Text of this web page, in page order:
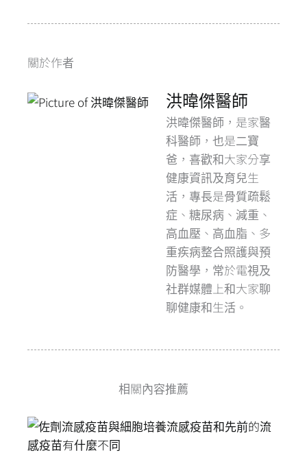
關於作者
洪暐傑醫師
洪暐傑醫師，是家醫
科醫師，也是二寶
爸，喜歡和大家分享
健康資訊及育兒生
活，專長是骨質疏鬆
症、糖尿病、減重、
高血壓、高血脂、多
重疾病整合照護與預
防醫學，常於電視及
社群媒體上和大家聊
聊健康和生活。
相關內容推薦